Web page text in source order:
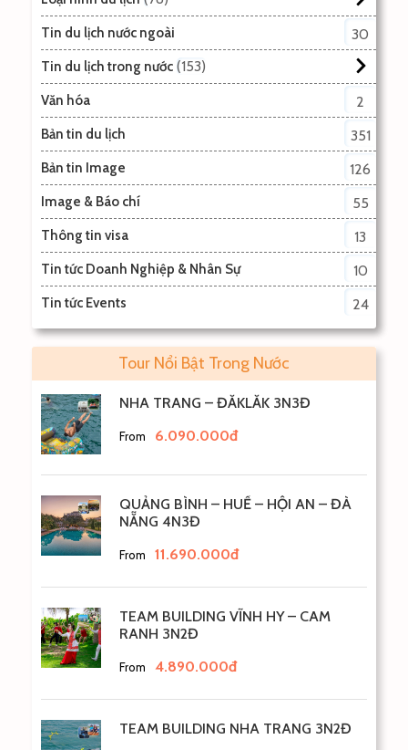
Tin du lịch nước ngoài 30
Tin du lịch trong nước 153
Văn hóa 2
Bản tin du lịch 351
Bản tin Image 126
Image & Báo chí 55
Thông tin visa 13
Tin tức Doanh Nghiệp & Nhân Sự 10
Tin tức Events 24
Tour Nổi Bật Trong Nước
NHA TRANG – ĐẮKLẮK 3N3Đ
From 6.090.000đ
QUẢNG BÌNH – HUẾ – HỘI AN – ĐÀ
NẴNG 4N3Đ
From 11.690.000đ
TEAM BUILDING VĨNH HY – CAM
RANH 3N2Đ
From 4.890.000đ
TEAM BUILDING NHA TRANG 3N2Đ